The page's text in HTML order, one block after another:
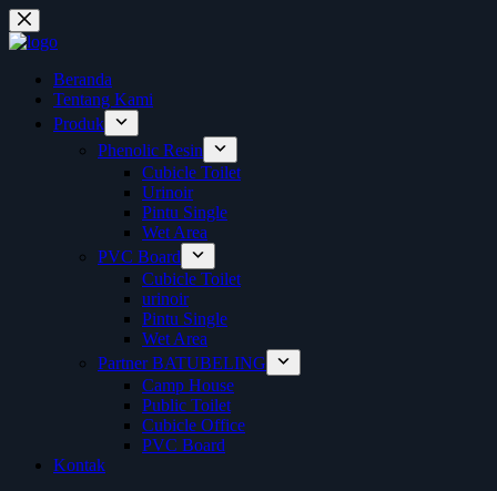
Skip
to
content
Beranda
Tentang Kami
Produk
Phenolic Resin
Cubicle Toilet
Urinoir
Pintu Single
Wet Area
PVC Board
Cubicle Toilet
urinoir
Pintu Single
Wet Area
Partner BATUBELING
Camp House
Public Toilet
Cubicle Office
PVC Board
Kontak